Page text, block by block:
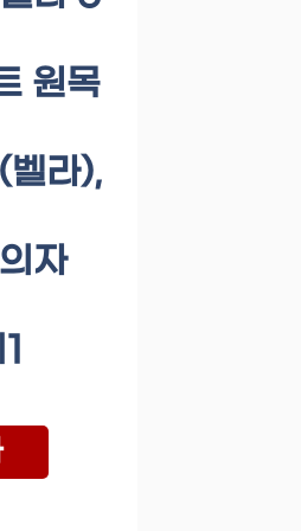
원목
벨라),
자